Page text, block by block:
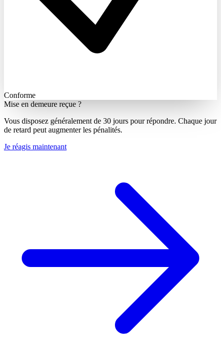
Conforme
Mise en demeure reçue ?
Vous disposez généralement de 30 jours pour répondre. Chaque jour
de retard peut augmenter les pénalités.
Je réagis maintenant